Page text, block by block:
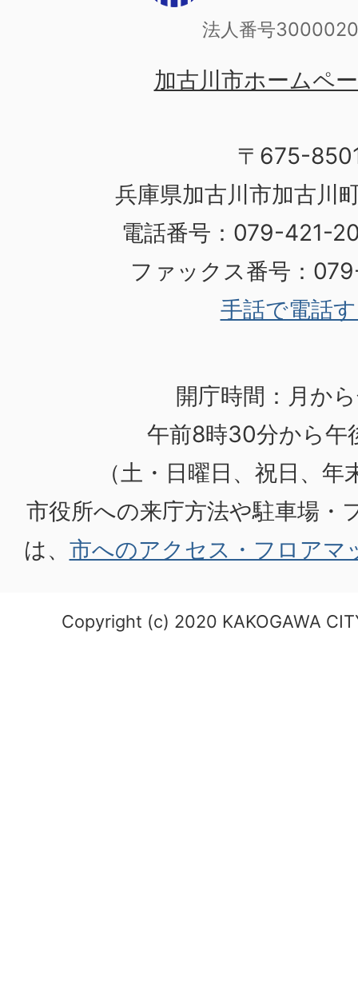
法人番号
加古川市ホームペ
〒675-
兵庫県加古川市加古川
電話番号：079-421-
ファックス番号：
手話で電話
開庁時間：月か
午前8時30分から午
（土・日曜日、祝日、
市役所への来庁方法や駐車場・
は、 市へのアクセス・フロアマ
Copyright (c) 2020 KAKOGAWA